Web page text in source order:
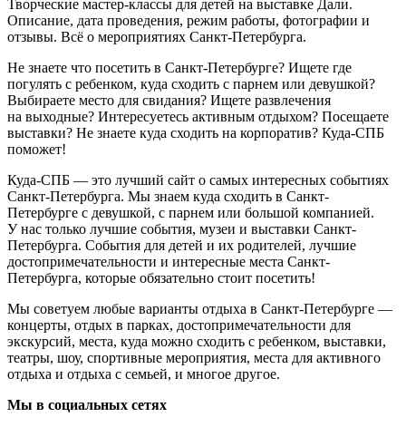
Творческие мастер-классы для детей на выставке Дали.
Описание, дата проведения, режим работы, фотографии и
отзывы. Всё о мероприятиях Санкт-Петербурга.
Не знаете что посетить в Санкт-Петербурге? Ищете где
погулять с ребенком, куда сходить с парнем или девушкой?
Выбираете место для свидания? Ищете развлечения
на выходные? Интересуетесь активным отдыхом? Посещаете
выставки? Не знаете куда сходить на корпоратив? Куда-СПБ
поможет!
Куда-СПБ — это лучший сайт о самых интересных событиях
Санкт-Петербурга. Мы знаем куда сходить в Санкт-
Петербурге с девушкой, с парнем или большой компанией.
У нас только лучшие события, музеи и выставки Санкт-
Петербурга. События для детей и их родителей, лучшие
достопримечательности и интересные места Санкт-
Петербурга, которые обязательно стоит посетить!
Мы советуем любые варианты отдыха в Санкт-Петербурге —
концерты, отдых в парках, достопримечательности для
экскурсий, места, куда можно сходить с ребенком, выставки,
театры, шоу, спортивные мероприятия, места для активного
отдыха и отдыха с семьей, и многое другое.
Мы в социальных сетях